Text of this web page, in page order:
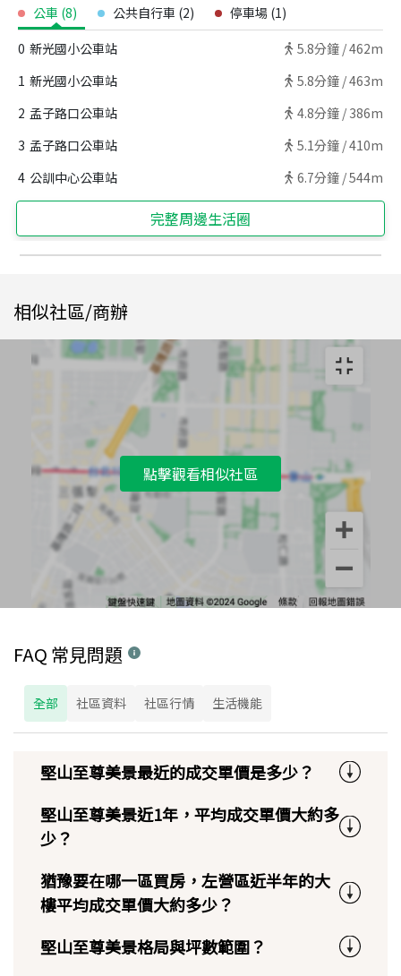
公車 (8) 公共自行車 (2) 停車場 (1)
0 新光國小公車站 5.8分鐘 /462m
1 新光國小公車站 5.8分鐘 /463m
2 孟子路口公車站 4.8分鐘 / 386m
3 孟子路口公車站 5.1分鐘 /410m
4 公訓中心公車站 6.7分鐘 /544m
完整周邊生活圈
相似社區/商辦
點擊觀看相似社區
FAQ 常見問題
全部 社區資料 社區行情 生活機能
堅山至尊美景最近的成交單價是多少？
堅山至尊美景近1年，平均成交單價大約多
少？
猶豫要在哪一區買房，左營區近半年的大
樓平均成交單價大約多少？
堅山至尊美景格局與坪數範圍？